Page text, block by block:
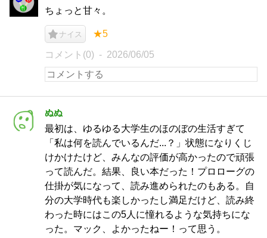
ちょっと甘々。
ナイス ★5
コメント(0) 2026/06/05
ぬぬ
最初は、ゆるゆる大学生のほのぼの生活すぎて
「私は何を読んでいるんだ...？」状態になりくじ
けかけたけど、みんなの評価が高かったので頑張
って読んだ。結果、良い本だった！プロローグの
仕掛が気になって、読み進められたのもある。自
分の大学時代も楽しかったし満足だけど、読み終
わった時にはこの5人に憧れるような気持ちにな
った。マック、よかったねー！って思う。